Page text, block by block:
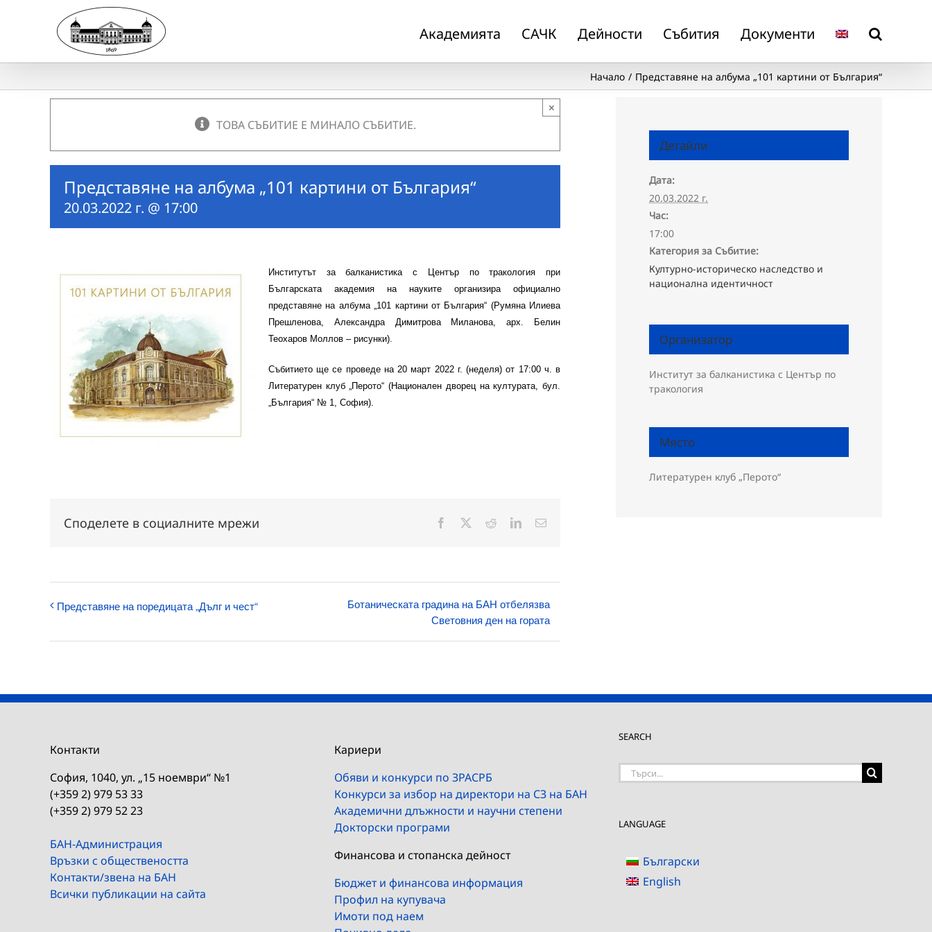
Академията САЧК Дейности Събития Документи
Начало Представяне на албума „101 картини от България“
ТОВА СЪБИТИЕ Е МИНАЛО СЪБИТИЕ.
×
Представяне на албума „101 картини от България“
20.03.2022 г. @ 17:00
Институтът за балканистика с Център по тракология при
Българската академия на науките организира официално
представяне на албума „101 картини от България“ (Румяна Илиева
Прешленова, Александра Димитрова Миланова, арх. Белин
Теохаров Моллов – рисунки).
Събитието ще се проведе на 20 март 2022 г. (неделя) от 17:00 ч. в
Литературен клуб „Перото“ (Национален дворец на културата, бул.
„България“ № 1, София).
Споделете в социалните мрежи Facebook RedditLinkedInЕлектронна
Представяне на поредицата „Дълг и чест“
Ботаническата градина на БАН отбелязва
Световния ден на гората
Детайли
Дата:
20.03.2022 г.
Час:
17:00
Категория за Събитие:
Културно-историческо наследство и
национална идентичност
Организатор
Институт за балканистика с Център по
тракология
Място
Литературен клуб „Перото“
Контакти
София, 1040, ул. „15 ноември“ №1
(+359 2) 979 53 33
(+359 2) 979 52 23
БАН-Администрация
Връзки с обществеността
Контакти/звена на БАН
Всички публикации на сайта
Кариери
Обяви и конкурси по ЗРАСРБ
Конкурси за избор на директори на СЗ на БАН
Академични длъжности и научни степени
Докторски програми
Финансова и стопанска дейност
Бюджет и финансова информация
Профил на купувача
Имоти под наем
SEARCH
Търсене
LANGUAGE
Български
English